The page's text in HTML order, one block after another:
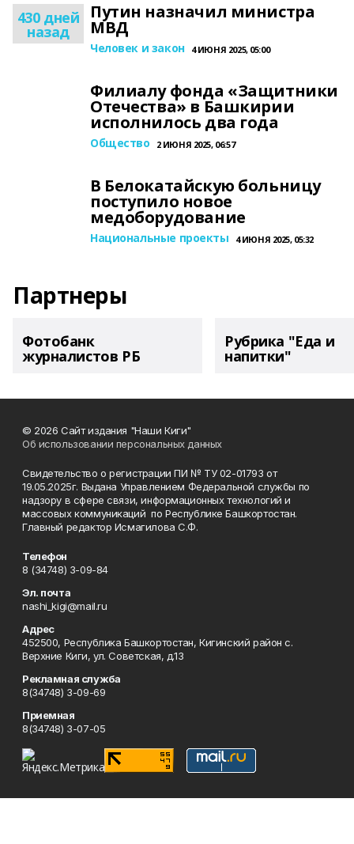
430 дней
назад
Путин назначил министра
МВД
Человек и закон 4 ИЮНЯ 2025, 05:00
Филиалу фонда «Защитники
Отечества» в Башкирии
исполнилось два года
Общество 2 ИЮНЯ 2025, 06:57
В Белокатайскую больницу
поступило новое
медоборудование
Национальные проекты 4 ИЮНЯ 2025, 05:32
Партнеры
Фотобанк
журналистов РБ
Рубрика "Еда и
напитки"
© 2026 Сайт издания "Наши Киги"
Об использовании персональных данных
Свидетельство о регистрации ПИ № ТУ 02-01793 от
19.05.2025г. Выдана Управлением Федеральной службы по
надзору в сфере связи, информационных технологий и
массовых коммуникаций по Республике Башкортостан.
Главный редактор Исмагилова С.Ф.
Телефон
8 (34748) 3-09-84
Эл. почта
nashi_kigi@mail.ru
Адрес
452500, Республика Башкортостан, Кигинский район с.
Верхние Киги, ул. Советская, д.13
Рекламная служба
8(34748) 3-09-69
Приемная
8(34748) 3-07-05